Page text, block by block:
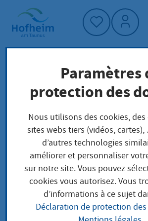
Accueil"
Page d'accueil
Trouver un service
Préoccupations locales
Parkausweis für Bewohner
(Bewohnerparkvorrechte)
Parkausweis
Bewohner
Paramètres
protection des
Nous utilisons des cookies,
sites webs tiers (vidéos, cartes),
d’autres technologies
améliorer et personnaliser
sur notre site. Vous pouvez
cookies vous autorisez. Vous
d’informations à ce sujet
Déclaration de protection